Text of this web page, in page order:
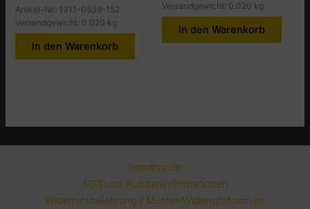
Artikel-Nr.: 1311-0539-152
Versandgewicht: 0.020 kg
In den Warenkorb
Versandgewicht: 0.020 kg
In den Warenkorb
Impressum
AGB und Kundeninformationen
Widerrufsbelehrung / Muster-Widerrufsformular